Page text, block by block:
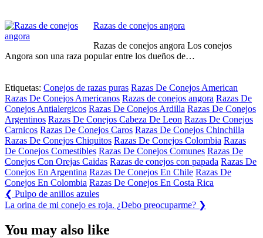
Razas de conejos angora
Razas de conejos angora Los conejos
Angora son una raza popular entre los dueños de…
Etiquetas: Conejos de razas puras Razas De Conejos American
Razas De Conejos Americanos Razas de conejos angora Razas De
Conejos Antialergicos Razas De Conejos Ardilla Razas De Conejos
Argentinos Razas De Conejos Cabeza De Leon Razas De Conejos
Carnicos Razas De Conejos Caros Razas De Conejos Chinchilla
Razas De Conejos Chiquitos Razas De Conejos Colombia Razas
De Conejos Comestibles Razas De Conejos Comunes Razas De
Conejos Con Orejas Caidas Razas de conejos con papada Razas De
Conejos En Argentina Razas De Conejos En Chile Razas De
Conejos En Colombia Razas De Conejos En Costa Rica
Navegación
de
entradas
❮ Previous
Post:
Pulpo de anillos azules
Next
La orina de mi conejo es roja. ¿Debo preocuparme? ❯
You may also like